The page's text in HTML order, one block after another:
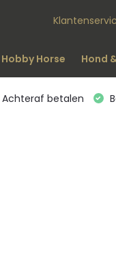
Horse Hond
Achteraf betalen